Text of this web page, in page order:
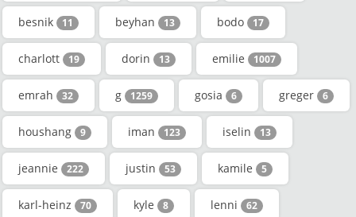
besnik 11 beyhan 13 bodo 17
charlott 19 dorin 13 emilie 1007
emrah 32 g 1259 gosia 6 greger 6
houshang 9 iman 123 iselin 13
jeannie 222 justin 53 kamile 5
karl-heinz 70 kyle 8 lenni 62